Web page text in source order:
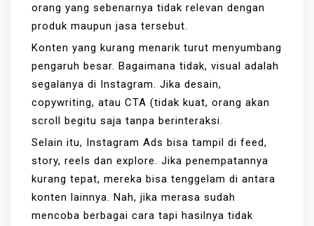
orang yang sebenarnya tidak relevan dengan
produk maupun jasa tersebut.
Konten yang kurang menarik turut menyumbang
pengaruh besar. Bagaimana tidak, visual adalah
segalanya di Instagram. Jika desain,
copywriting, atau CTA (tidak kuat, orang akan
scroll begitu saja tanpa berinteraksi.
Selain itu, Instagram Ads bisa tampil di feed,
story, reels dan explore. Jika penempatannya
kurang tepat, mereka bisa tenggelam di antara
konten lainnya. Nah, jika merasa sudah
mencoba berbagai cara tapi hasilnya tidak